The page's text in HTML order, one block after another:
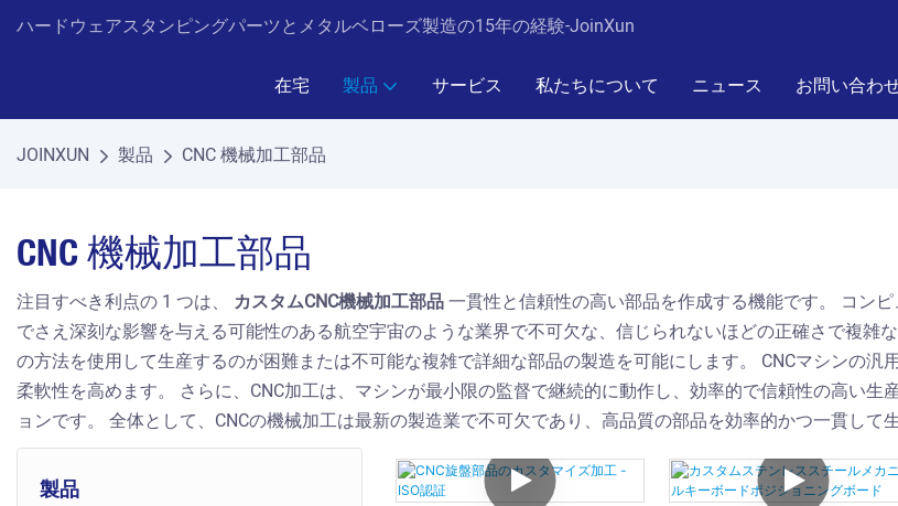
ハードウェアスタンピングパーツとメタルベローズ製造の15年の経験-JoinXun
在宅 製品 サービス 私たちについて ニュース お問い合わ
JOINXUN 製品 CNC 機械加工部品
CNC 機械加工部品
注目すべき利点の 1 つは、 カスタムCNC機械加工部品一貫性と信頼性の高い部品を作成する機能です。 コン
でさえ深刻な影響を与える可能性のある航空宇宙のような業界で不可欠な、信じられないほどの正確さで複雑
の方法を使用して生産するのが困難または不可能な複雑で詳細な部品の製造を可能にします。 CNCマシンの
柔軟性を高めます。 さらに、CNC加工は、マシンが最小限の監督で継続的に動作し、効率的で信頼性の高い
ョンです。 全体として、CNCの機械加工は最新の製造業で不可欠であり、高品質の部品を効率的かつ一貫して
製品